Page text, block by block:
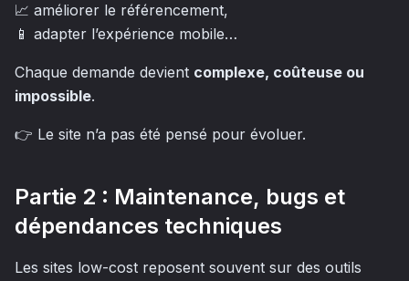
📈 améliorer le référencement,
📱 adapter l’expérience mobile…
Chaque demande devient complexe, coûteuse ou
impossible.
👉 Le site n’a pas été pensé pour évoluer.
Partie 2 : Maintenance, bugs et
dépendances techniques
Les sites low-cost reposent souvent sur des outils